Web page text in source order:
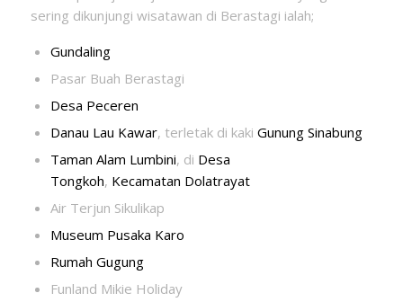
sering dikunjungi wisatawan di Berastagi ialah;
Gundaling
Pasar Buah Berastagi
Desa Peceren
Danau Lau Kawar, terletak di kaki Gunung Sinabung
Taman Alam Lumbini, di Desa
Tongkoh, Kecamatan Dolatrayat
Air Terjun Sikulikap
Museum Pusaka Karo
Rumah Gugung
Funland Mikie Holiday